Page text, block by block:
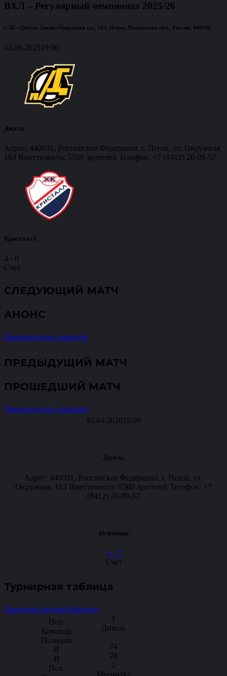
ВХЛ – Регулярный чемпионат 2025/26
СЗК «Дизель-Арена»Окружная ул., 163, Пенза, Пензенская обл., Россия, 440046
02.09.2025 19:00
Дизель
Адрес: 440031, Российская Федерация, г. Пенза, ул. Окружная,
163 Вместимость: 5500 зрителей Телефон: +7 (8412) 20-99-57
Кристалл С
4 - 0
Счет
СЛЕДУЮЩИЙ МАТЧ
АНОНС
Просмотр всех событий
ПРЕДЫДУЩИЙ МАТЧ
ПРОШЕДШИЙ МАТЧ
Просмотр всех событий
03.04.2026 19:00
Дизель
Адрес: 440031, Российская Федерация, г. Пенза, ул.
Окружная, 163 Вместимость: 5500 зрителей Телефон: +7
(8412) 20-99-57
Нефтяник
1 - 3
Счет
Турнирная таблица
Просмотр полной таблицы
1
Дизель
-
74
28
2